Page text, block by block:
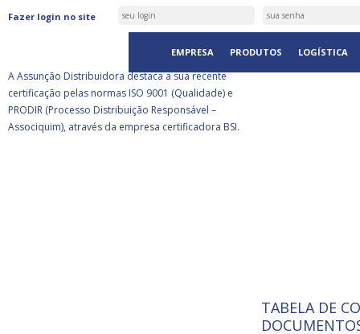
Fazer login no site
EMPRESA PRODUTOS LOGÍSTICA
ASSUNÇÃO DISTRIBUIDORA É
CERTIFICADA PELA BSI
A Assunção Distribuidora destaca a sua recente
certificação pelas normas ISO 9001 (Qualidade) e
PRODIR (Processo Distribuição Responsável –
Associquim), através da empresa certificadora BSI.
ISO 9001:
A
TABELA DE